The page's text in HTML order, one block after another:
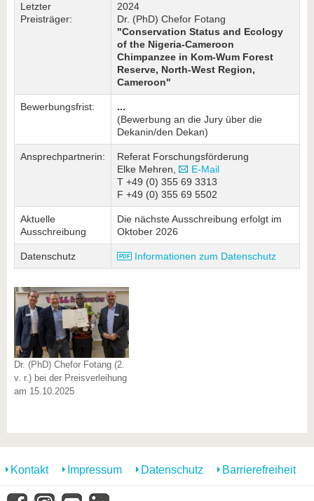
Letzter
Preisträger:
2024
Dr. (PhD) Chefor Fotang
"Conservation Status and Ecology
of the Nigeria-Cameroon
Chimpanzee in Kom-Wum Forest
Reserve, North-West Region,
Cameroon"
Bewerbungsfrist:
...
(Bewerbung an die Jury über die
Dekanin/den Dekan)
Ansprechpartnerin:
Referat Forschungsförderung
Elke Mehren,
E-Mail
T +49 (0) 355 69 3313
F +49 (0) 355 69 5502
Aktuelle
Ausschreibung
Die nächste Ausschreibung erfolgt im
Oktober 2026
Datenschutz Informationen zum Datenschutz
Dr. (PhD) Chefor Fotang (2.
v. r.) bei der Preisverleihung
am 15.10.2025
Kontakt Impressum Datenschutz Barrierefreiheit